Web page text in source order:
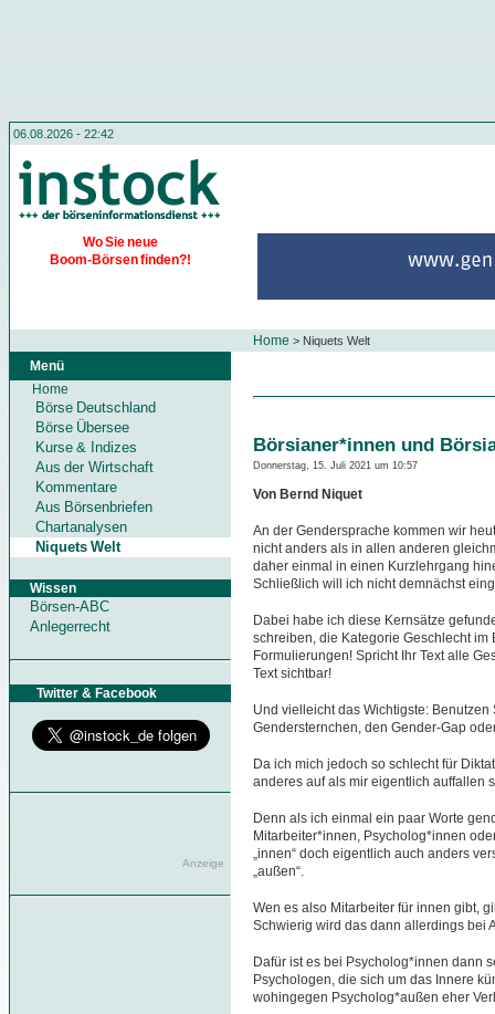
06.08.2026 - 22:42
Wo Sie neue
Boom-Börsen finden?!
Home > Niquets Welt
Menü
Home
Börse Deutschland
Börse Übersee
Kurse & Indizes
Aus der Wirtschaft
Kommentare
Aus Börsenbriefen
Chartanalysen
Niquets Welt
Wissen
Börsen-ABC
Anlegerrecht
Twitter & Facebook
Anzeige
Börsianer*innen und
Donnerstag, 15. Juli 2021 um 10:57
Von Bernd Niquet
An der Gendersprache kommen wir
nicht anders als in allen anderen
daher einmal in einen Kurzlehrgang
Schließlich will ich nicht demnächst
Dabei habe ich diese Kernsätze
schreiben, die Kategorie Geschlecht
Formulierungen! Spricht Ihr Text alle
Text sichtbar!
Und vielleicht das Wichtigste:
Gendersternchen, den Gender-Gap
Da ich mich jedoch so schlecht für
anderes auf als mir eigentlich auffallen
Denn als ich einmal ein paar Worte
Mitarbeiter*innen, Psycholog*innen
„innen“ doch eigentlich auch anders
„außen“.
Wen es also Mitarbeiter für innen gibt,
Schwierig wird das dann allerdings bei
Dafür ist es bei Psycholog*innen dann
Psychologen, die sich um das Innere
wohingegen Psycholog*außen eher